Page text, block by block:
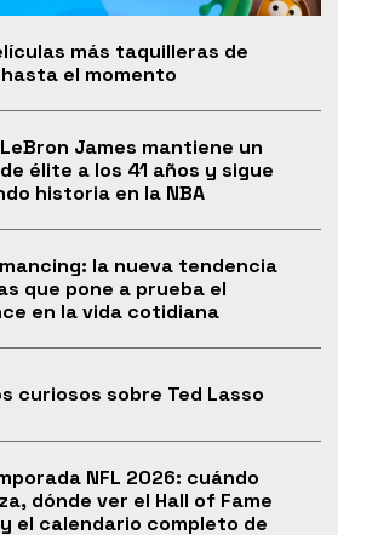
más taquilleras de
el momento
James mantiene un
élite a los 41 años y sigue
historia en la NBA
la nueva tendencia
que pone a prueba el
en la vida cotidiana
curiosos sobre Ted Lasso
NFL 2026: cuándo
dónde ver el Hall of Fame
y el calendario completo de